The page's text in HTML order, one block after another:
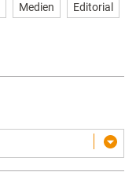
Medien Editorial